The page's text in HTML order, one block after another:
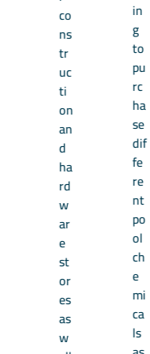
co
ns
tr
uc
ti
on
an
d
ha
rd
w
ar
e
st
or
es
as
w
in
g
to
pu
rc
ha
se
dif
fe
re
nt
po
ol
ch
e
mi
ca
ls